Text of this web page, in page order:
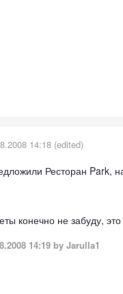
14:18 (edited)
Ресторан Park,
конечно не забуду,
14:19 by Jarulla1